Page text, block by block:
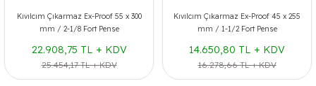
Kıvılcım Çıkarmaz Ex-Proof 55 x 300
mm / 2-1/8 Fort Pense
22.908,75 TL + KDV
25.454,17 TL + KDV
Kıvılcım Çıkarmaz Ex-Proof 45 x 255
mm / 1-1/2 Fort Pense
14.650,80 TL + KDV
16.278,66 TL + KDV